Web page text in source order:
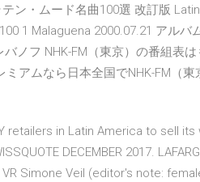
ン・ムード名曲100選 改訂版
1 Malaguena 2000.07.21 アルバ
ノフ NHK-FM（東京）の番組表
ミアムなら日本全国でNHK-FM（
retailers in Latin America to sell
DECEMBER 2017.
VR Simone Veil (editor's note: